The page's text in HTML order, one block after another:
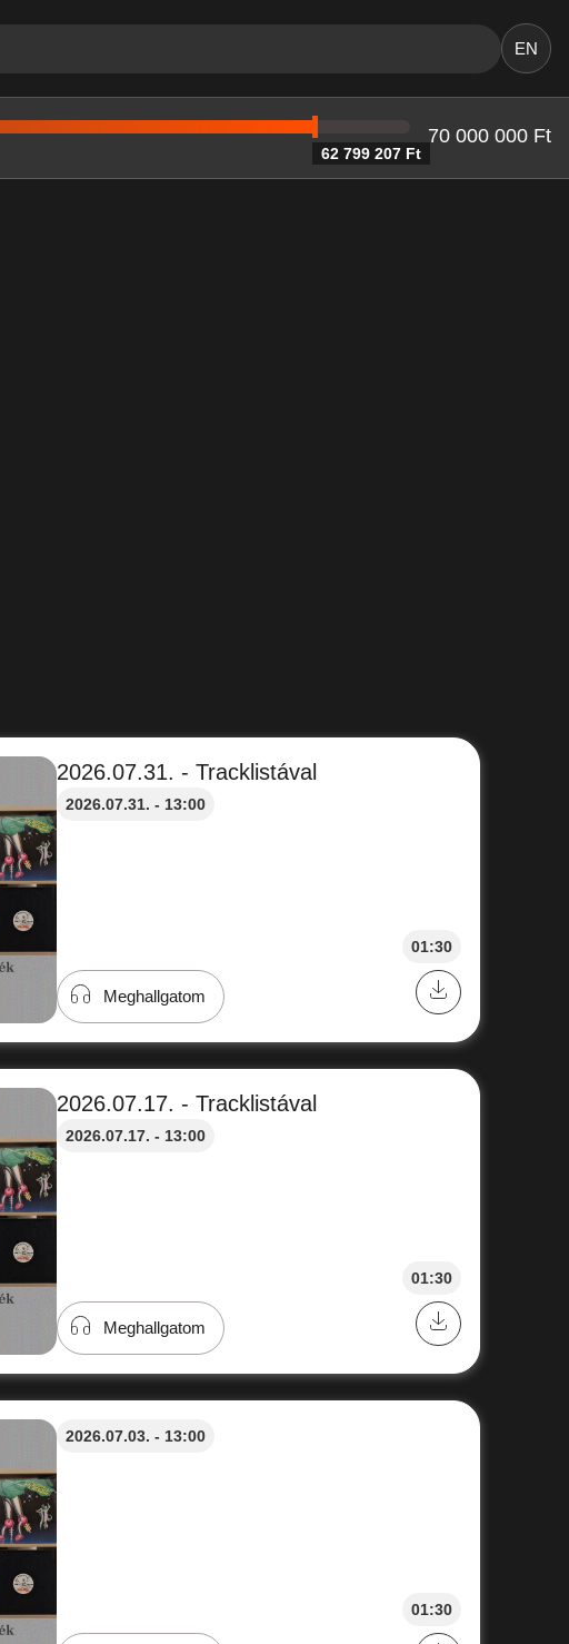
EN
62 799 207 Ft
70 000 000 Ft
2026.07.31. - Tracklistával
2026.07.31. - 13:00
01:30
Meghallgatom
2026.07.17. - Tracklistával
2026.07.17. - 13:00
01:30
Meghallgatom
2026.07.03. - 13:00
01:30